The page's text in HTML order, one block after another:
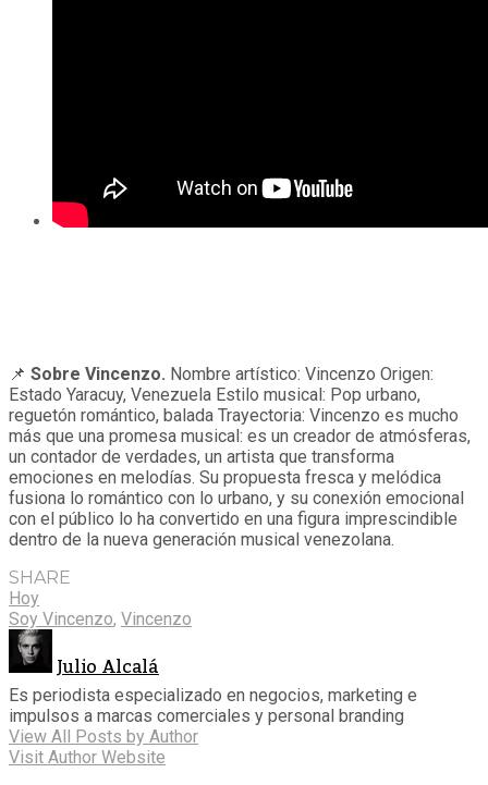
📌 Sobre Vincenzo. Nombre artístico: Vincenzo Origen:
Estado Yaracuy, Venezuela Estilo musical: Pop urbano,
reguetón romántico, balada Trayectoria: Vincenzo es mucho
más que una promesa musical: es un creador de atmósferas,
un contador de verdades, un artista que transforma
emociones en melodías. Su propuesta fresca y melódica
fusiona lo romántico con lo urbano, y su conexión emocional
con el público lo ha convertido en una figura imprescindible
dentro de la nueva generación musical venezolana.
SHARE
Hoy
Soy Vincenzo, Vincenzo
Julio Alcalá
Es periodista especializado en negocios, marketing e
impulsos a marcas comerciales y personal branding
View All Posts by Author
Visit Author Website